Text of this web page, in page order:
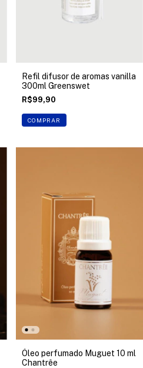
Refil difusor de aromas vanilla
300ml Greenswet
R$99,90
COMPRAR
Óleo perfumado Muguet 10 ml
Chantrêe